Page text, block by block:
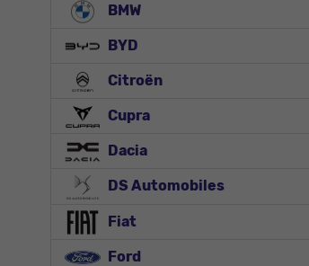
BMW
BYD
Citroën
Cupra
Dacia
DS Automobiles
Fiat
Ford